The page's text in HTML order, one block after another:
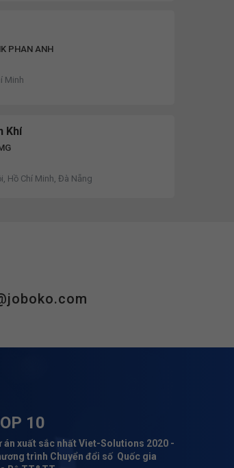
PHAN ANH
Minh
Khí
Hồ Chí Minh, Đà Nẵng
10
án xuất sắc nhất Viet-Solutions 2020 -
trình Chuyển đổi số Quốc gia